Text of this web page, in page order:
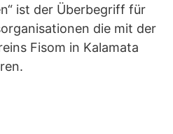
ist der Überbegriff für
die mit der
Fisom in Kalamata